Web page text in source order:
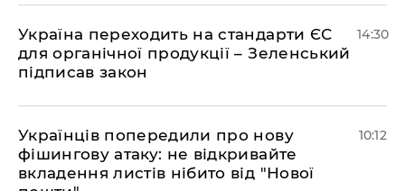
​Україна переходить на стандарти ЄС
для органічної продукції – Зеленський
підписав закон
14:30
Українців попередили про нову
фішингову атаку: не відкривайте
вкладення листів нібито від "Нової
10:12